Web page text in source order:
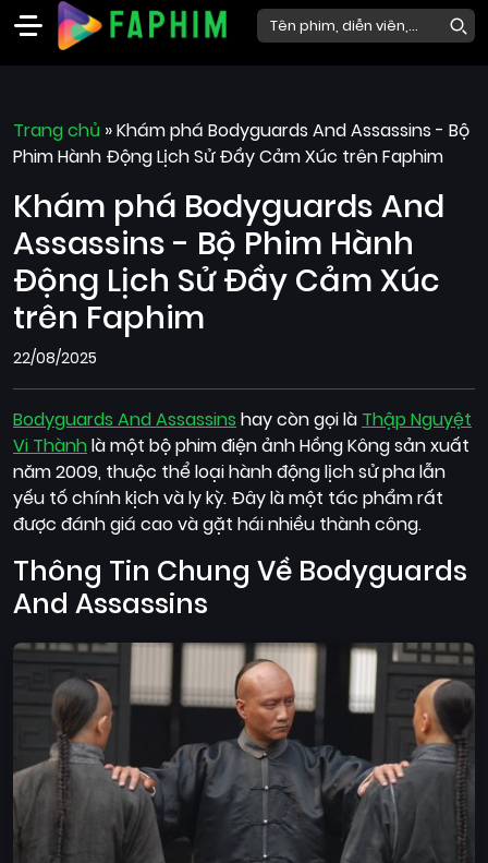
Phim
Mới
Phim
Phim
Bộ
Chiếu
Rạp
Thể
loại
Quốc
Gia
Blog
Bộ
sưu
Trang chủ »Khám phá Bodyguards And Assassins - Bộ
Phim Hành Động Lịch Sử Đầy Cảm Xúc trên Faphim
Khám phá Bodyguards And
Assassins - Bộ Phim Hành
Động Lịch Sử Đầy Cảm Xúc
trên Faphim
22/08/2025
Bodyguards And Assassins hay còn gọi là Thập Nguyệt
Vi Thànhlà một bộ phim điện ảnh Hồng Kông sản xuất
năm 2009, thuộc thể loại hành động lịch sử pha lẫn
yếu tố chính kịch và ly kỳ. Đây là một tác phẩm rất
được đánh giá cao và gặt hái nhiều thành công.
Thông Tin Chung Về Bodyguards
And Assassins